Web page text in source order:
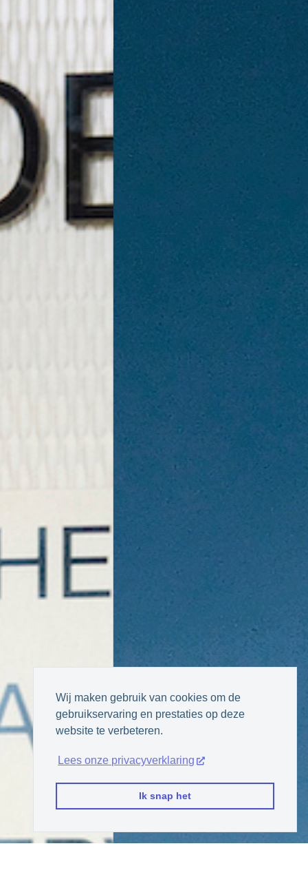
Wij maken gebruik van cookies om de
gebruikservaring en prestaties op deze
website te verbeteren.
Lees onze privacyverklaring
Ik snap het